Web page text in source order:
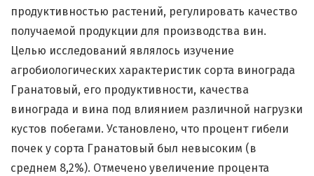
продуктивностью растений, регулировать качество
получаемой продукции для производства вин.
Целью исследований являлось изучение
агробиологических характеристик сорта винограда
Гранатовый, его продуктивности, качества
винограда и вина под влиянием различной нагрузки
кустов побегами. Установлено, что процент гибели
почек у сорта Гранатовый был невысоким (в
среднем 8,2%). Отмечено увеличение процента